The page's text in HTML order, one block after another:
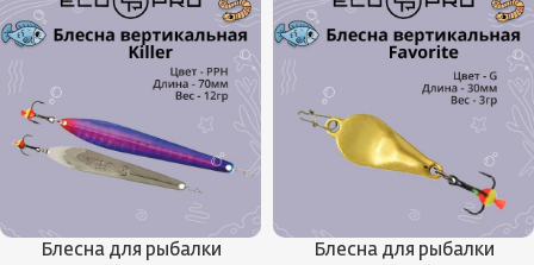
Блесна для рыбалки
Блесна для рыбалки